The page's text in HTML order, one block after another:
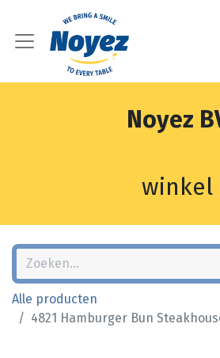
Noyez
winkel
Alle producten
4821 Hamburger Bun